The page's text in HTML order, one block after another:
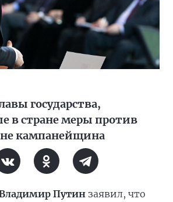
государства,
в стране меры против
кампанейщина
Путин заявил, что